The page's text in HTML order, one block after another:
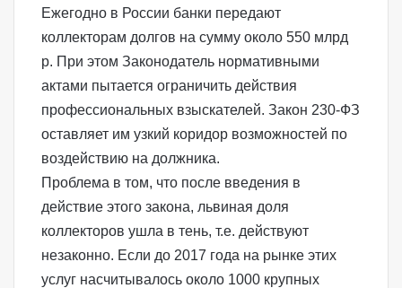
Ежегодно в России банки передают
коллекторам долгов на сумму около 550 млрд
р. При этом Законодатель нормативными
актами пытается ограничить действия
профессиональных взыскателей. Закон 230-ФЗ
оставляет им узкий коридор возможностей по
воздействию на должника.
Проблема в том, что после введения в
действие этого закона, львиная доля
коллекторов ушла в тень, т.е. действуют
незаконно. Если до 2017 года на рынке этих
услуг насчитывалось около 1000 крупных